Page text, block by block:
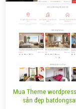
Mua Theme
sản đẹp